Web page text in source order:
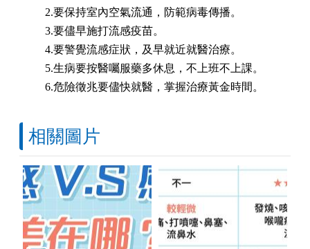
2.要保持室內空氣流通，防範病毒傳播。
3.要儘早施打流感疫苗。
4.要警覺流感症狀，及早就近就醫治療。
5.生病要按醫囑服藥多休息，不上班不上課。
6.危險徵兆要儘快就醫，掌握治療黃金時間。
相關圖片